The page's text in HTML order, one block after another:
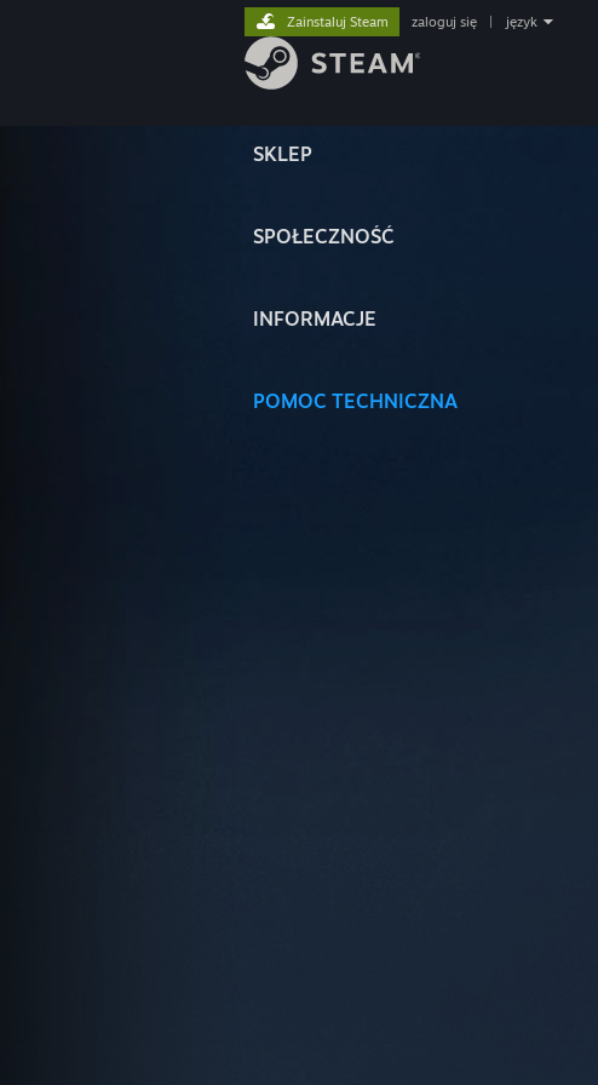
SKLEP
SPOŁECZNOŚĆ
INFORMACJE
POMOC TECHNICZNA
Zainstaluj Steam zaloguj się język